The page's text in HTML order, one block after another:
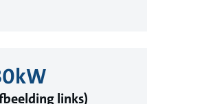
links)